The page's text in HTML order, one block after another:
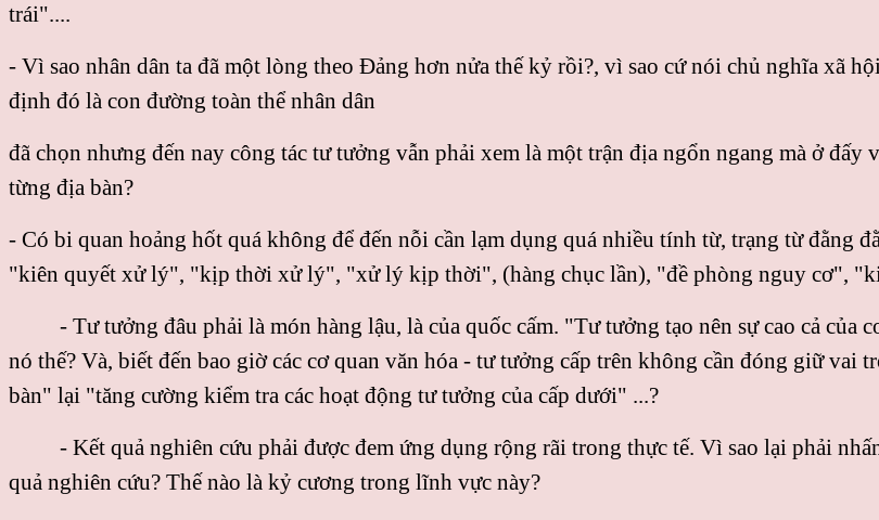
trái"....
- Vì sao nhân dân ta đã một lòng theo Ðảng hơn nửa thế kỷ rồi?, vì sao cứ nói chủ nghĩa xã
định đó là con đường toàn thể nhân dân
đã chọn nhưng đến nay công tác tư tưởng vẫn phải xem là một trận địa ngổn ngang mà ở
từng địa bàn?
- Có bi quan hoảng hốt quá không để đến nỗi cần lạm dụng quá nhiều tính từ, trạng từ
"kiên quyết xử lý", "kịp thời xử lý", "xử lý kịp thời", (hàng chục lần), "đề phòng nguy cơ",
- Tư tưởng đâu phải là món hàng lậu, là của quốc cấm. "Tư tưởng tạo nên sự cao cả
nó thế? Và, biết đến bao giờ các cơ quan văn hóa - tư tưởng cấp trên không cần đóng giữ vai
bàn" lại "tăng cường kiểm tra các hoạt động tư tưởng của cấp dưới" ...?
- Kết quả nghiên cứu phải được đem ứng dụng rộng rãi trong thực tế. Vì sao lại phải
quả nghiên cứu? Thế nào là kỷ cương trong lĩnh vực này?